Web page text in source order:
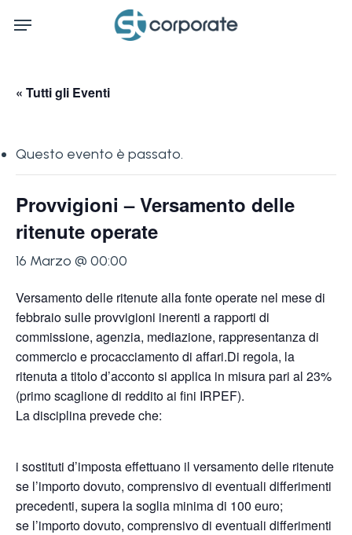
Menu
« Tutti gli Eventi
Questo evento è passato.
Provvigioni – Versamento delle
ritenute operate
16 Marzo @ 00:00
Versamento delle ritenute alla fonte operate nel mese di
febbraio sulle provvigioni inerenti a rapporti di
commissione, agenzia, mediazione, rappresentanza di
commercio e procacciamento di affari.Di regola, la
ritenuta a titolo d’acconto si applica in misura pari al 23%
(primo scaglione di reddito ai fini IRPEF).
La disciplina prevede che:
i sostituti d’imposta effettuano il versamento delle ritenute
se l’importo dovuto, comprensivo di eventuali differimenti
precedenti, supera la soglia minima di 100 euro;
se l’importo dovuto, comprensivo di eventuali differimenti